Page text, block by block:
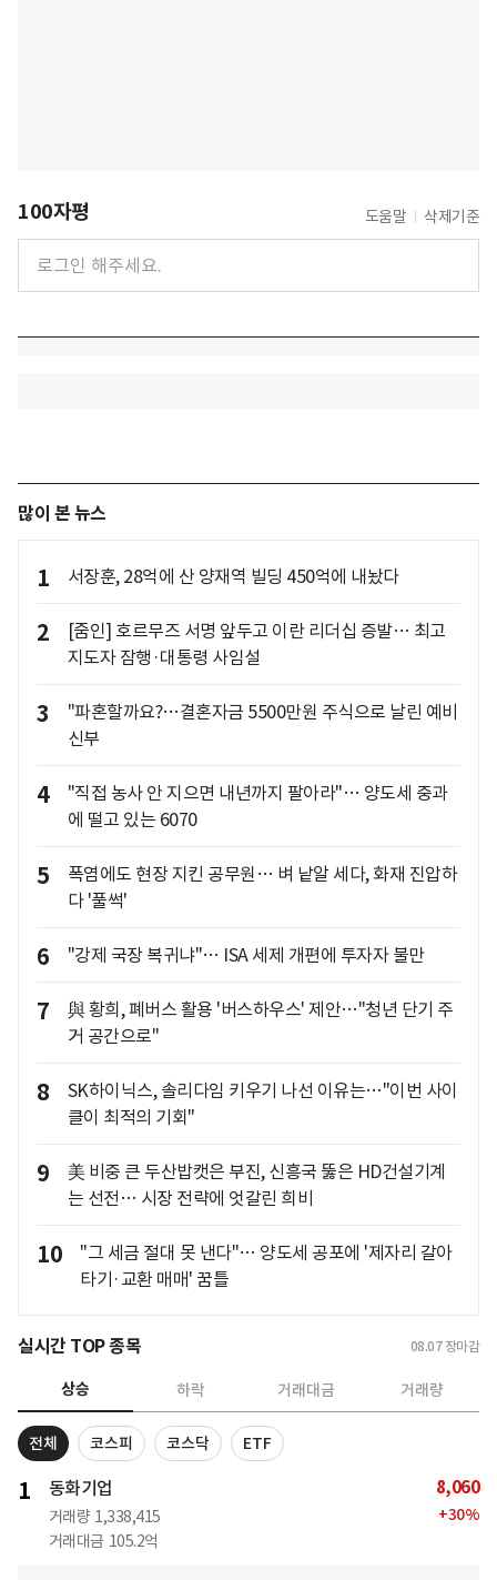
100자평 도움말 삭제기준
많이 본 뉴스
1 서장훈, 28억에 산 양재역 빌딩 450억에 내놨다
2
[줌인] 호르무즈 서명 앞두고 이란 리더십 증발… 최고
지도자 잠행·대통령 사임설
3
"파혼할까요?…결혼자금 5500만원 주식으로 날린 예비
신부
4
"직접 농사 안 지으면 내년까지 팔아라"… 양도세 중과
에 떨고 있는 6070
5
폭염에도 현장 지킨 공무원… 벼 낱알 세다, 화재 진압하
다 '풀썩'
6 "강제 국장 복귀냐"… ISA 세제 개편에 투자자 불만
7
與 황희, 폐버스 활용 '버스하우스' 제안…"청년 단기 주
거 공간으로"
8
SK하이닉스, 솔리다임 키우기 나선 이유는…"이번 사이
클이 최적의 기회"
9
美 비중 큰 두산밥캣은 부진, 신흥국 뚫은 HD건설기계
는 선전… 시장 전략에 엇갈린 희비
10
"그 세금 절대 못 낸다"… 양도세 공포에 '제자리 갈아
타기·교환 매매' 꿈틀
실시간 TOP 종목 08.07 장마감
상승 하락 거래대금 거래량
전체 코스피 코스닥 ETF
1 동화기업
거래량 1,338,415
거래대금 105.2억
8,060
+30%